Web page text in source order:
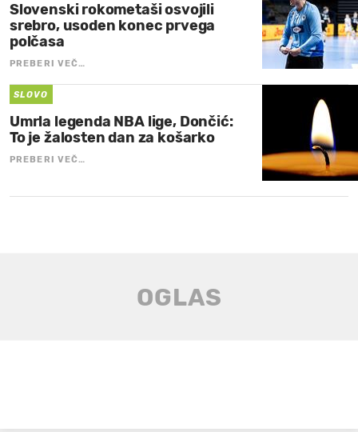
Slovenski rokometaši osvojili
srebro, usoden konec prvega
polčasa
PREBERI VEČ…
SLOVO
Umrla legenda NBA lige, Dončić:
To je žalosten dan za košarko
PREBERI VEČ…